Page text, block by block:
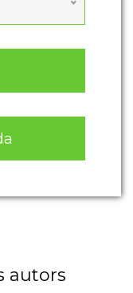
autors